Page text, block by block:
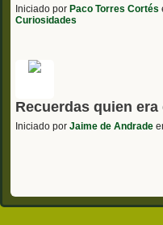
Iniciado por Paco Torres Cortés
Curiosidades
Recuerdas quien
Iniciado por Jaime de Andrade